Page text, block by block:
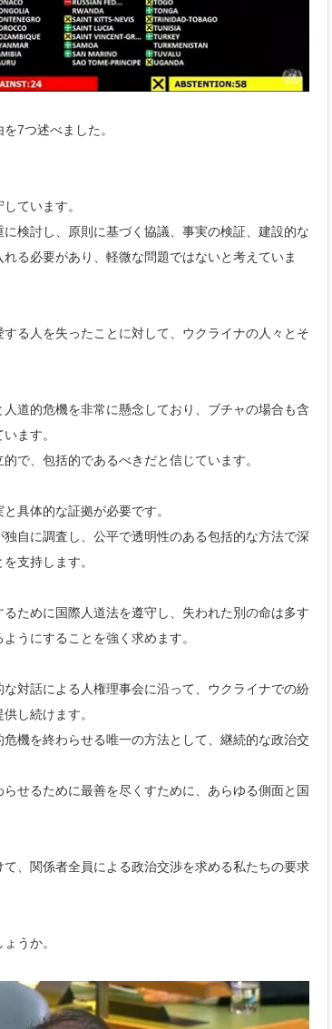
7つ述べました。
ています。
検討し、原則に基づく協議、事実の検証、建設的な
る必要があり、軽微な問題ではないと考えていま
る人を失ったことに対して、ウクライナの人々とそ
道的危機を非常に懸念しており、ブチャの場合も含
ます。
で、包括的であるべきだと信じています。
具体的な証拠が必要です。
自に調査し、公平で透明性のある包括的な方法で深
支持します。
ために国際人道法を遵守し、失われた別の命は多す
うにすることを強く求めます。
対話による人権理事会に沿って、ウクライナでの紛
し続けます。
機を終わらせる唯一の方法として、継続的な政治交
せるために最善を尽くすために、あらゆる側面と国
、関係者全員による政治交渉を求める私たちの要求
うか。